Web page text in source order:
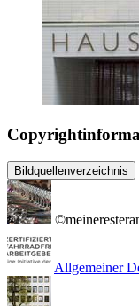
Bildquellenverzeichnis
Allgemeiner